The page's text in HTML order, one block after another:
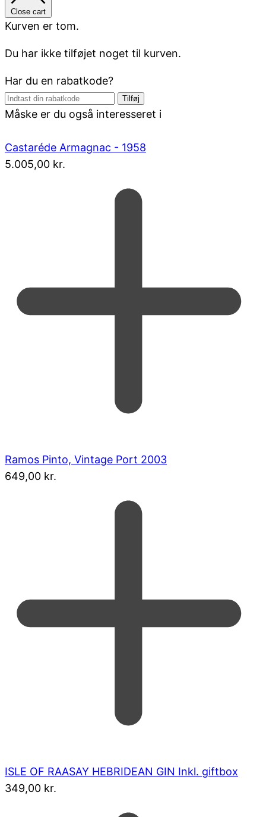
Close cart
Kurven er tom.
Du har ikke tilføjet noget til kurven.
Har du en rabatkode?
Tilføj
Måske er du også interesseret i
Castaréde Armagnac - 1958
5.005,00 kr.
Ramos Pinto, Vintage Port 2003
649,00 kr.
ISLE OF RAASAY HEBRIDEAN GIN Inkl. giftbox
349,00 kr.